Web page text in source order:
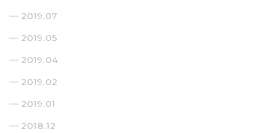
2019.07
2019.05
2019.04
2019.02
2019.01
2018.12